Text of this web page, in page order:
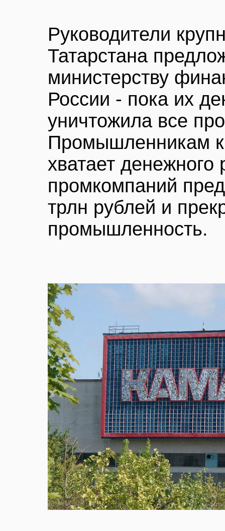
Руководители
Татарстана
министерству
России - пока их
уничтожила все
Промышленникам
хватает денежного
промкомпаний
трлн рублей и
промышленность.